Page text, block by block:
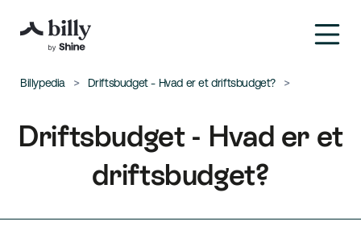
Billypedia Driftsbudget - Hvad er et driftsbudget?
Driftsbudget - Hvad er et
driftsbudget?